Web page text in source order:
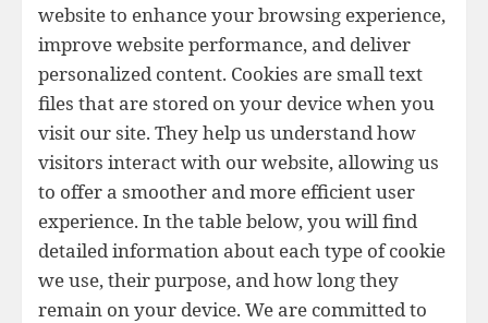
website to enhance your browsing experience,
improve website performance, and deliver
personalized content. Cookies are small text
files that are stored on your device when you
visit our site. They help us understand how
visitors interact with our website, allowing us
to offer a smoother and more efficient user
experience. In the table below, you will find
detailed information about each type of cookie
we use, their purpose, and how long they
remain on your device. We are committed to